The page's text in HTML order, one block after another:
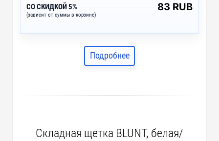
СО СКИДКОЙ 5%
(зависит от суммы в корзине)
83 RUB
Подробнее
Складная щетка BLUNT, белая/